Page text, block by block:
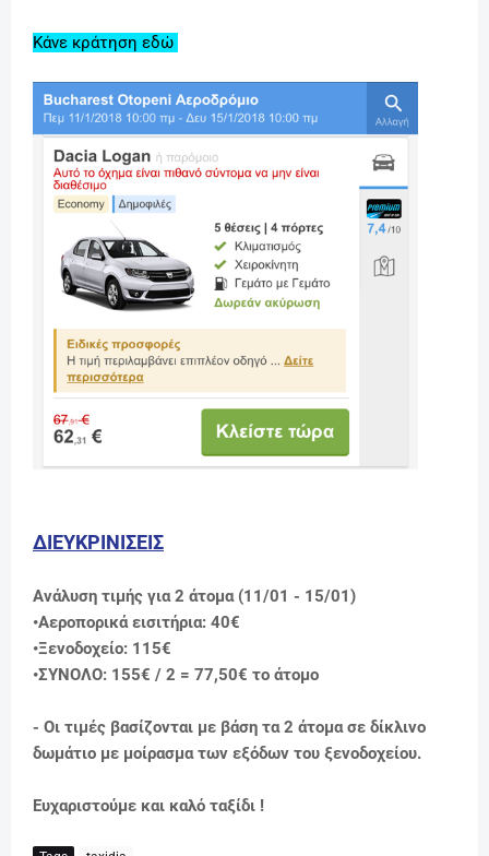
Κάνε κράτηση εδώ
ΔΙΕΥΚΡΙΝΙΣΕΙΣ
Ανάλυση τιμής για 2 άτομα (11/01 - 15/01)
•Αεροπορικά εισιτήρια: 40€
•Ξενοδοχείo: 115€
•ΣΥΝΟΛΟ: 155€ / 2 = 77,50€ το άτομο
- Οι τιμές βασίζονται με βάση τα 2 άτομα σε δίκλινο
δωμάτιο με μοίρασμα των εξόδων του ξενοδοχείου.
Ευχαριστούμε και καλό ταξίδι !